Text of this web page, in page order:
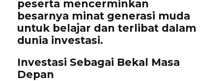
peserta mencerminkan
besarnya minat generasi muda
untuk belajar dan terlibat dalam
dunia investasi.
Investasi Sebagai Bekal Masa
Depan